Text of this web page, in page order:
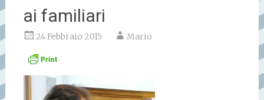
ai familiari
24 Febbraio 2015 Mario